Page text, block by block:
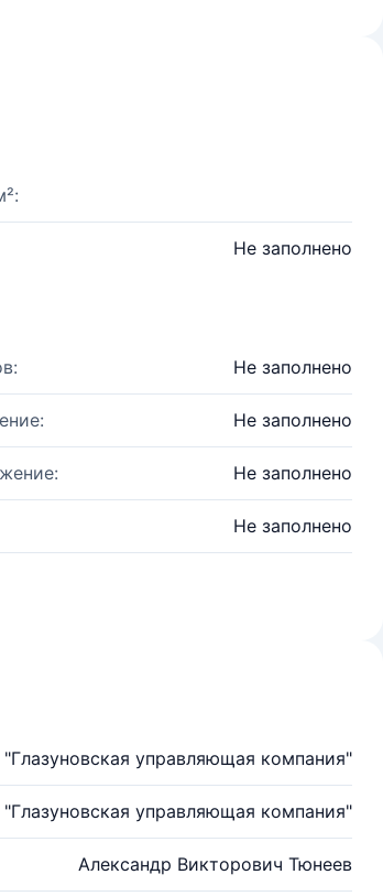
Не заполнено
Не заполнено
Не заполнено
Не заполнено
Не заполнено
управляющая компания"
управляющая компания"
Александр Викторович Тюнеев